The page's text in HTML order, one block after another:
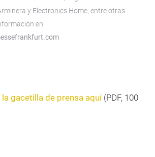
y Electronics Home, entre otras.
en
la gacetilla de prensa aquí(PDF, 100